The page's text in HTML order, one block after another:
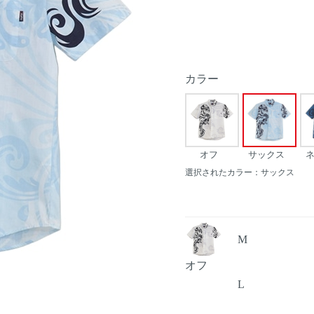
カラー
オフ サックス
選択されたカラー：サックス
オフ
M
L